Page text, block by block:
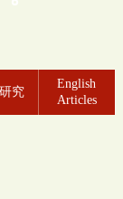
究
English
Articles